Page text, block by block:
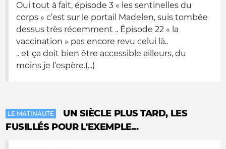
Oui tout à fait, épisode 3 « les sentinelles du
corps » c’est sur le portail Madelen, suis tombée
dessus très récemment .. Épisode 22 « la
vaccination » pas encore revu celui là..
.. et ça doit bien être accessible ailleurs, du
moins je l’espère.(...)
LE MATINAUTE
UN SIÈCLE PLUS TARD, LES
FUSILLÉS POUR L'EXEMPLE...